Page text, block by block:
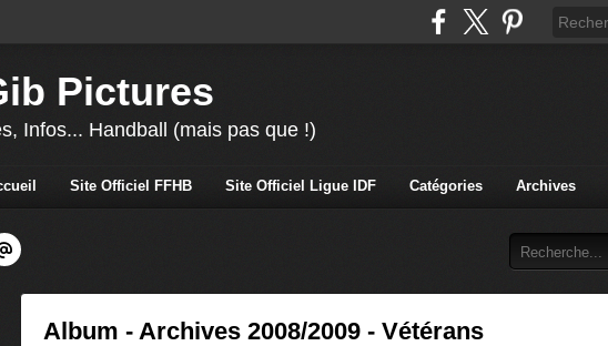
Pictures
Infos... Handball (mais pas que !)
Site Officiel FFHB Site Officiel Ligue IDF Catégories Archives
Album - Archives 2008/2009 - Vétérans